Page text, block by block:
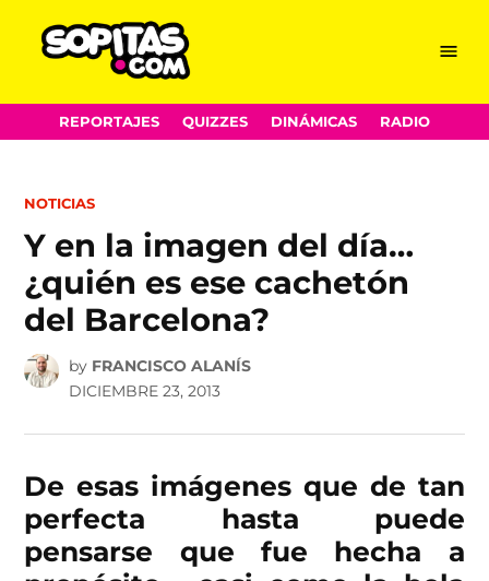
Skip
to
Menu
REPORTAJES QUIZZES DINÁMICAS RADIO
POSTED
NOTICIAS
Y en la imagen del día…
¿quién es ese cachetón
del Barcelona?
by FRANCISCO ALANÍS
DICIEMBRE 23, 2013
De esas imágenes que de tan
perfecta hasta puede
pensarse que fue hecha a